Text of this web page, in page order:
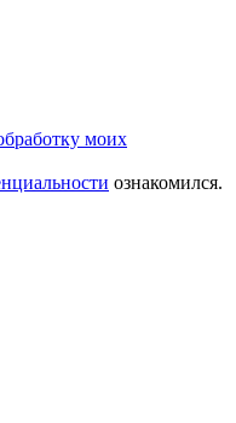
моих
ознакомился.